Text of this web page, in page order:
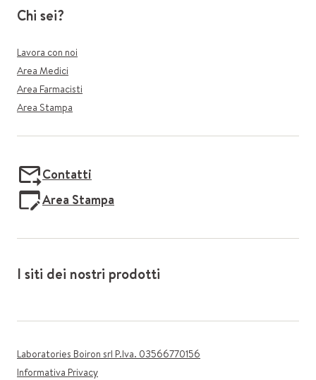
Chi sei?
Lavora con noi
Area Medici
Area Farmacisti
Area Stampa
Contatti
Area Stampa
I siti dei nostri prodotti
Laboratories Boiron srl P.Iva. 03566770156
Informativa Privacy